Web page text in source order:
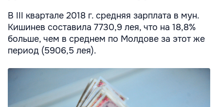
В III квартале 2018 г. средняя зарплата в мун.
Кишинев составила 7730,9 лея, что на 18,8%
больше, чем в среднем по Молдове за этот же
период (5906,5 лея).